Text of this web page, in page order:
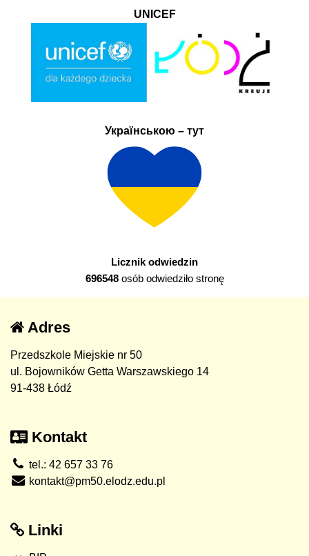
UNICEF
Українською – тут
Licznik odwiedzin
696548osób odwiedziło stronę
Adres
Przedszkole Miejskie nr 50
ul. Bojowników Getta Warszawskiego 14
91-438 Łódź
Kontakt
tel.: 42 657 33 76
kontakt@pm50.elodz.edu.pl
Linki